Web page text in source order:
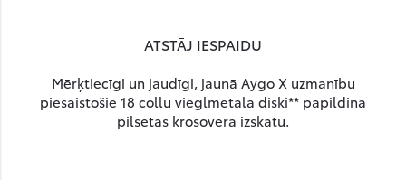
ATSTĀJ IESPAIDU
Mērķtiecīgi un jaudīgi, jaunā Aygo X uzmanību
piesaistošie 18 collu vieglmetāla diski** papildina
pilsētas krosovera izskatu.